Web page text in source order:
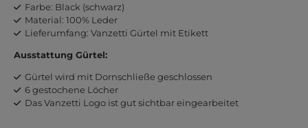
Farbe: Black (schwarz)
Material: 100% Leder
Lieferumfang: Vanzetti Gürtel mit Etikett
Ausstattung Gürtel:
Gürtel wird mit Dornschließe geschlossen
6 gestochene Löcher
Das Vanzetti Logo ist gut sichtbar eingearbeitet